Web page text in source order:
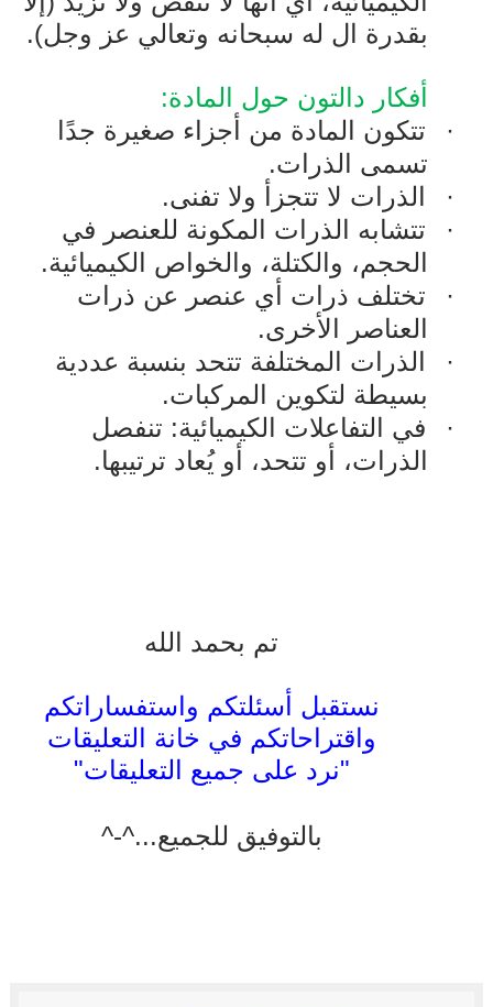
بقدرة ال له سبحانه وتعالي عز وجل).
أفكار دالتون حول المادة:
·
تتكون المادة من أجزاء صغيرة جدًا
تسمى الذرات.
·
الذرات لا تتجزأ ولا تفنى.
·
تتشابه الذرات المكونة للعنصر في
الحجم، والكتلة، والخواص الكيميائية.
·
تختلف ذرات أي عنصر عن ذرات
العناصر الأخرى.
·
الذرات المختلفة تتحد بنسبة عددية
بسيطة لتكوين المركبات.
·
في التفاعلات الكيميائية: تنفصل
الذرات، أو تتحد، أو يُعاد ترتيبها.
تم بحمد الله
نستقبل أسئلتكم واستفساراتكم
واقتراحاتكم في خانة التعليقات
"نرد على جميع التعليقات"
بالتوفيق للجميع...^-^